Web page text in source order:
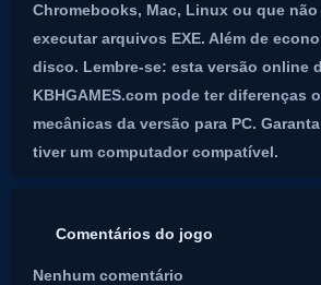
Chromebooks, Mac, Linux ou que
executar arquivos EXE. Além de
disco. Lembre-se: esta versão online
KBHGAMES.com pode ter diferenças
mecânicas da versão para PC.
tiver um computador compatível.
Comentários do jogo
Nenhum comentário